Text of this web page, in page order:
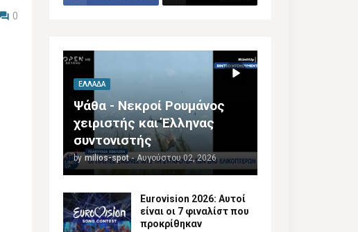
0
ΕΛΛΆΔΑ
Ψάθα - Νεκροί Ρουμάνος
χειριστής και Έλληνας
συντονιστής
by milios-spot - Αυγούστου 02, 2026
Eurovision 2026: Αυτοί
είναι οι 7 φιναλίστ που
προκρίθηκαν